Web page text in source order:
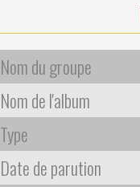
Nom du groupe
Nom de l'album
Type
Date de parution